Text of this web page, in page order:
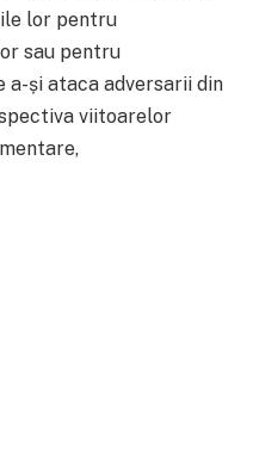
lor pentru
sau pentru
a-și ataca adversarii din
viitoarelor